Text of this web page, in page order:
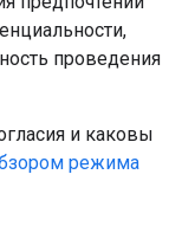
проведения
и каковы
режима